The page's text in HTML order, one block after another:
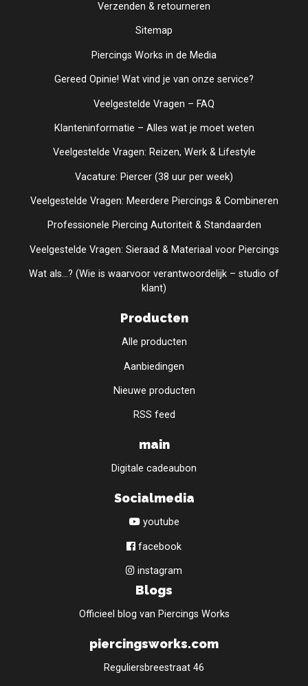
Verzenden & retourneren
Sitemap
Piercings Works in de Media
Gereed Opinie! Wat vind je van onze service?
Veelgestelde Vragen – FAQ
Klanteninformatie – Alles wat je moet weten
Veelgestelde Vragen: Reizen, Werk & Lifestyle
Vacature: Piercer (38 uur per week)
Veelgestelde Vragen: Meerdere Piercings & Combineren
Professionele Piercing Autoriteit & Standaarden
Veelgestelde Vragen: Sieraad & Materiaal voor Piercings
Wat als...? (Wie is waarvoor verantwoordelijk – studio of
klant)
Producten
Alle producten
Aanbiedingen
Nieuwe producten
RSS feed
main
Digitale cadeaubon
Socialmedia
youtube
facebook
instagram
Blogs
Officieel blog van Piercings Works
piercingsworks.com
Reguliersbreestraat 46